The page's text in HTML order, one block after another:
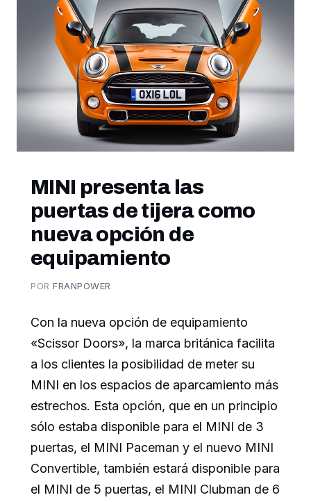
MINI presenta las
puertas de tijera como
nueva opción de
equipamiento
PORFRANPOWER
Con la nueva opción de equipamiento
«Scissor Doors», la marca británica facilita
a los clientes la posibilidad de meter su
MINI en los espacios de aparcamiento más
estrechos. Esta opción, que en un principio
sólo estaba disponible para el MINI de 3
puertas, el MINI Paceman y el nuevo MINI
Convertible, también estará disponible para
el MINI de 5 puertas, el MINI Clubman de 6